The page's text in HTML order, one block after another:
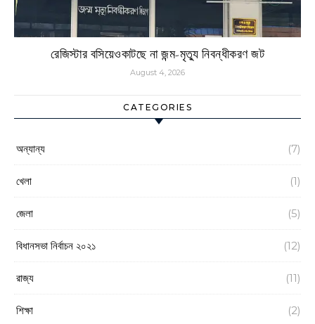
রেজিস্টার বসিয়েওকাটছে না জন্ম-মৃত্যু নিবন্ধীকরণ জট
August 4, 2026
CATEGORIES
অন্যান্য (7)
খেলা (1)
জেলা (5)
বিধানসভা নির্বাচন ২০২১ (12)
রাজ্য (11)
শিক্ষা (2)